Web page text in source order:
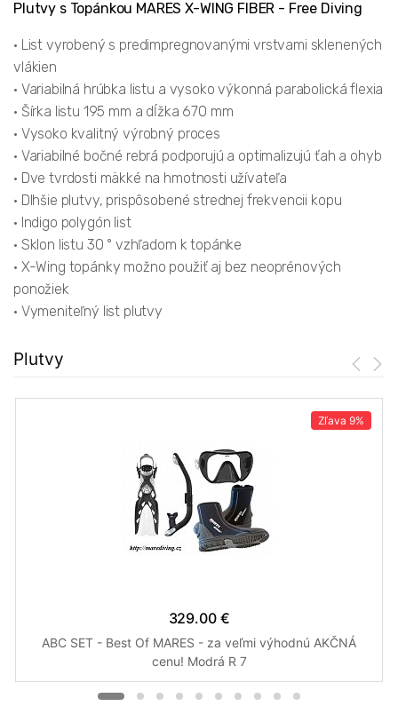
Plutvy s Topánkou MARES X-WING FIBER - Free Diving
• List vyrobený s predimpregnovanými vrstvami sklenených
vlákien
• Variabilná hrúbka listu a vysoko výkonná parabolická flexia
• Šírka listu 195 mm a dĺžka 670 mm
• Vysoko kvalitný výrobný proces
• Variabilné bočné rebrá podporujú a optimalizujú ťah a ohyb
• Dve tvrdosti mäkké na hmotnosti užívateľa
• Dlhšie plutvy, prispôsobené strednej frekvencii kopu
• Indigo polygón list
• Sklon listu 30 ° vzhľadom k topánke
• X-Wing topánky možno použiť aj bez neoprénových
ponožiek
• Vymeniteľný list plutvy
Plutvy
Zľava 9%
329.00 €
ABC SET - Best Of MARES - za veľmi výhodnú AKČNÁ
cenu! Modrá R 7